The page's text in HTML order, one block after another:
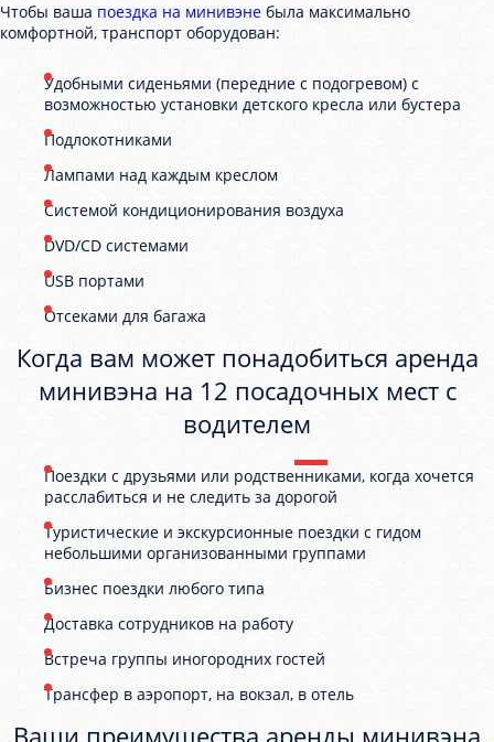
Чтобы ваша поездка на минивэне была максимально
комфортной, транспорт оборудован:
Удобными сиденьями (передние с подогревом) с
возможностью установки детского кресла или бустера
Подлокотниками
Лампами над каждым креслом
Системой кондиционирования воздуха
DVD/CD системами
USB портами
Отсеками для багажа
Когда вам может понадобиться аренда
минивэна на 12 посадочных мест с
водителем
Поездки с друзьями или родственниками, когда хочется
расслабиться и не следить за дорогой
Туристические и экскурсионные поездки с гидом
небольшими организованными группами
Бизнес поездки любого типа
Доставка сотрудников на работу
Встреча группы иногородних гостей
Трансфер в аэропорт, на вокзал, в отель
Ваши преимущества аренды минивэна